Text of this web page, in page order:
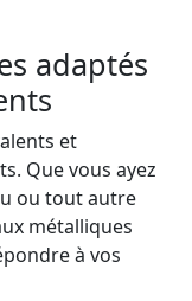
adaptés
et
Que vous ayez
ou tout autre
métalliques
à vos